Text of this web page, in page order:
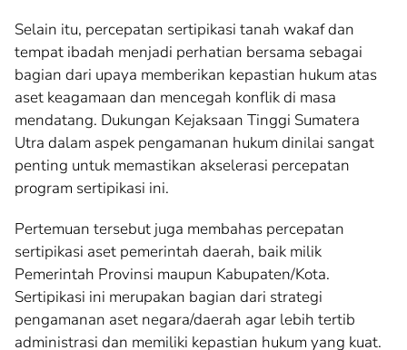
Selain itu, percepatan sertipikasi tanah wakaf dan
tempat ibadah menjadi perhatian bersama sebagai
bagian dari upaya memberikan kepastian hukum atas
aset keagamaan dan mencegah konflik di masa
mendatang. Dukungan Kejaksaan Tinggi Sumatera
Utra dalam aspek pengamanan hukum dinilai sangat
penting untuk memastikan akselerasi percepatan
program sertipikasi ini.
Pertemuan tersebut juga membahas percepatan
sertipikasi aset pemerintah daerah, baik milik
Pemerintah Provinsi maupun Kabupaten/Kota.
Sertipikasi ini merupakan bagian dari strategi
pengamanan aset negara/daerah agar lebih tertib
administrasi dan memiliki kepastian hukum yang kuat.